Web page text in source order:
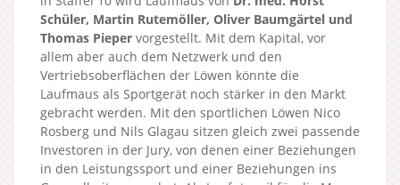
Schüler, Martin Rutemöller, Oliver Baumgärtel und
Thomas Pieper vorgestellt. Mit dem Kapital, vor
allem aber auch dem Netzwerk und den
Vertriebsoberflächen der Löwen könnte die
Laufmaus als Sportgerät noch stärker in den Markt
gebracht werden. Mit den sportlichen Löwen Nico
Rosberg und Nils Glagau sitzen gleich zwei passende
Investoren in der Jury, von denen einer Beziehungen
in den Leistungssport und einer Beziehungen ins